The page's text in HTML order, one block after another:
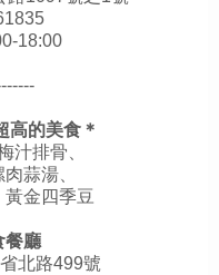
18:00
高的美食＊
汁排骨、
蒜湯、
金四季豆
餐廳
北路499號